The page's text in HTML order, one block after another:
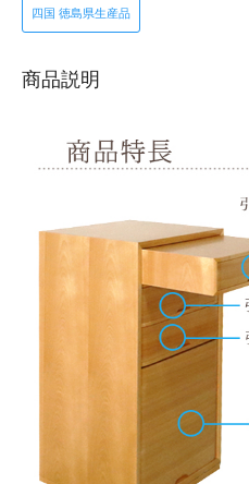
四国 徳島県生産品
商品説明